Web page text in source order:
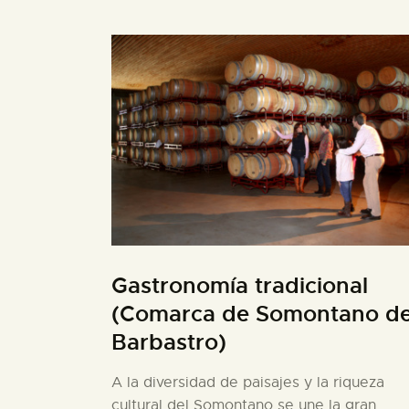
Gastronomía tradicional
(Comarca de Somontano
Barbastro)
A la diversidad de paisajes y la riqueza